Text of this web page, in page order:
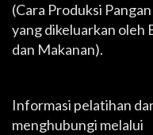
(Cara Produksi
yang dikeluarkan oleh
dan Makanan).
Informasi pelatihan
menghubungi melalui